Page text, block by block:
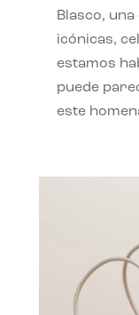
Blasco,
icónicas,
estamos
puede
este